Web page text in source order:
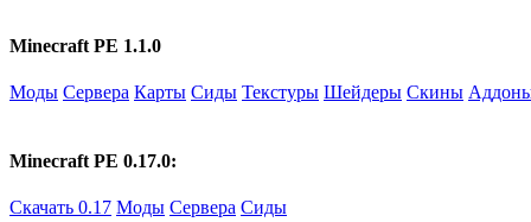
Minecraft PE 1.1.0
Моды Сервера Карты Сиды Текстуры Шейдеры Скины
Minecraft PE 0.17.0:
Скачать 0.17 Моды Сервера Сиды